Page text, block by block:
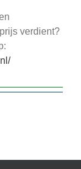
verdient?